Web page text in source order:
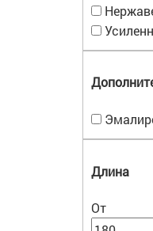
Длина
От